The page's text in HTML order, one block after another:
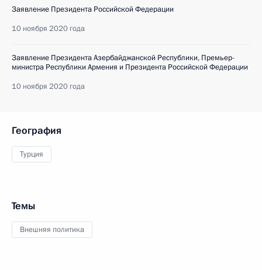
Заявление Президента Российской Федерации
10 ноября 2020 года
Заявление Президента Азербайджанской Республики, Премьер-
министра Республики Армения и Президента Российской Федерации
10 ноября 2020 года
География
Турция
Темы
Внешняя политика